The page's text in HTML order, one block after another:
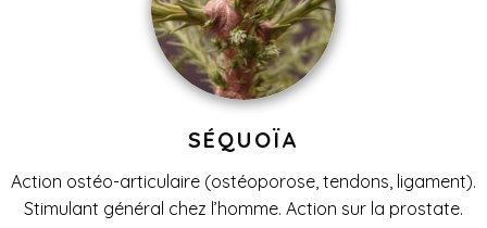
SÉQUOÏA
Action ostéo-articulaire (ostéoporose, tendons, ligament).
Stimulant général chez l’homme. Action sur la prostate.